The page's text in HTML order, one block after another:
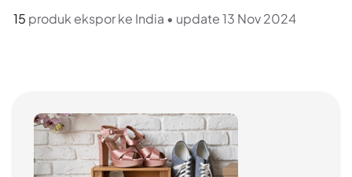
15 produk ekspor ke India • update 13 Nov 2024